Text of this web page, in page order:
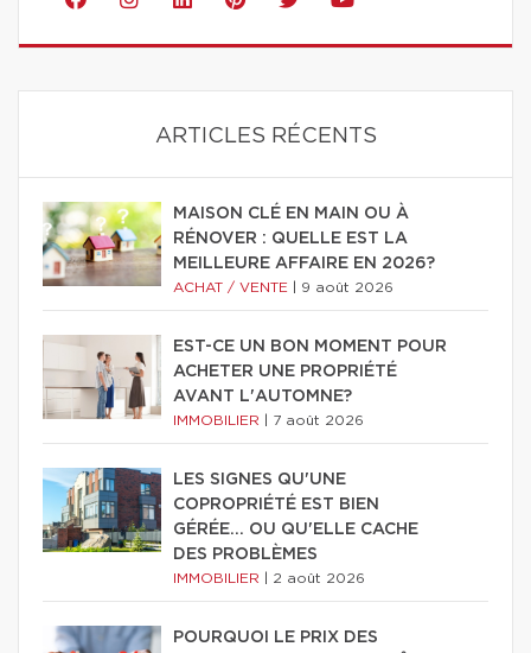
ARTICLES RÉCENTS
MAISON CLÉ EN MAIN OU À
RÉNOVER : QUELLE EST LA
MEILLEURE AFFAIRE EN 2026?
ACHAT / VENTE 9 août 2026
EST-CE UN BON MOMENT POUR
ACHETER UNE PROPRIÉTÉ
AVANT L'AUTOMNE?
IMMOBILIER 7 août 2026
LES SIGNES QU'UNE
COPROPRIÉTÉ EST BIEN
GÉRÉE… OU QU'ELLE CACHE
DES PROBLÈMES
IMMOBILIER 2 août 2026
POURQUOI LE PRIX DES